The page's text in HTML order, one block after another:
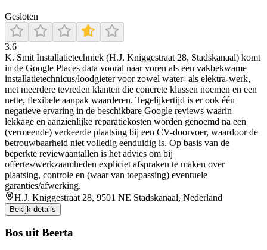
Gesloten
3.6
K. Smit Installatietechniek (H.J. Kniggestraat 28, Stadskanaal) komt
in de Google Places data vooral naar voren als een vakbekwame
installatietechnicus/loodgieter voor zowel water- als elektra-werk,
met meerdere tevreden klanten die concrete klussen noemen en een
nette, flexibele aanpak waarderen. Tegelijkertijd is er ook één
negatieve ervaring in de beschikbare Google reviews waarin
lekkage en aanzienlijke reparatiekosten worden genoemd na een
(vermeende) verkeerde plaatsing bij een CV-doorvoer, waardoor de
betrouwbaarheid niet volledig eenduidig is. Op basis van de
beperkte reviewaantallen is het advies om bij
offertes/werkzaamheden expliciet afspraken te maken over
plaatsing, controle en (waar van toepassing) eventuele
garanties/afwerking.
H.J. Kniggestraat 28, 9501 NE Stadskanaal, Nederland
Bekijk details
Bos uit Beerta